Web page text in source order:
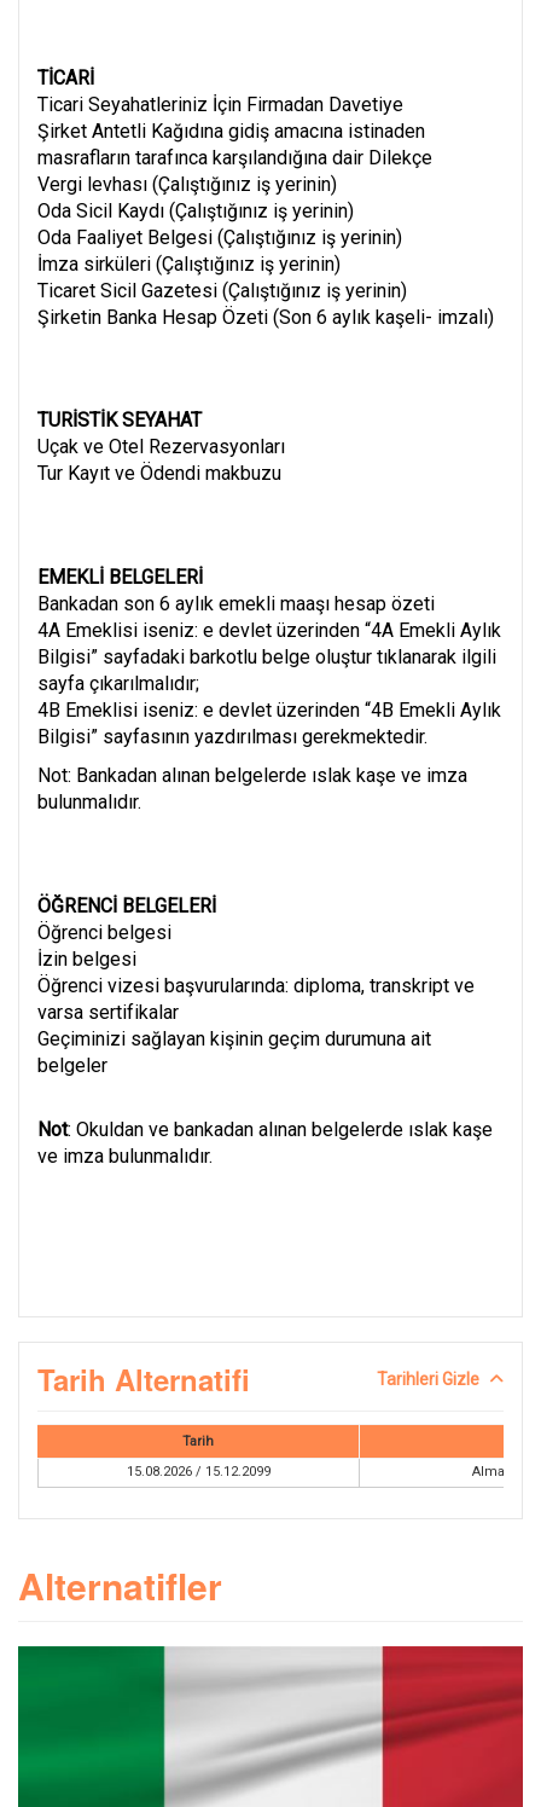
TİCARİ
Ticari Seyahatleriniz İçin Firmadan Davetiye
Şirket Antetli Kağıdına gidiş amacına istinaden
masrafların tarafınca karşılandığına dair Dilekçe
Vergi levhası (Çalıştığınız iş yerinin)
Oda Sicil Kaydı (Çalıştığınız iş yerinin)
Oda Faaliyet Belgesi (Çalıştığınız iş yerinin)
İmza sirküleri (Çalıştığınız iş yerinin)
Ticaret Sicil Gazetesi (Çalıştığınız iş yerinin)
Şirketin Banka Hesap Özeti (Son 6 aylık kaşeli- imzalı)
TURİSTİK SEYAHAT
Uçak ve Otel Rezervasyonları
Tur Kayıt ve Ödendi makbuzu
EMEKLİ BELGELERİ
Bankadan son 6 aylık emekli maaşı hesap özeti
4A Emeklisi iseniz: e devlet üzerinden “4A Emekli Aylık
Bilgisi” sayfadaki barkotlu belge oluştur tıklanarak ilgili
sayfa çıkarılmalıdır;
4B Emeklisi iseniz: e devlet üzerinden “4B Emekli Aylık
Bilgisi” sayfasının yazdırılması gerekmektedir.
Not: Bankadan alınan belgelerde ıslak kaşe ve imza
bulunmalıdır.
ÖĞRENCİ BELGELERİ
Öğrenci belgesi
İzin belgesi
Öğrenci vizesi başvurularında: diploma, transkript ve
varsa sertifikalar
Geçiminizi sağlayan kişinin geçim durumuna ait
belgeler
Not: Okuldan ve bankadan alınan belgelerde ıslak kaşe
ve imza bulunmalıdır.
Tarih Alternatifi Tarihleri Gizle
Tarih
15.08.2026 / 15.12.2099
Almanya
Alternatifler